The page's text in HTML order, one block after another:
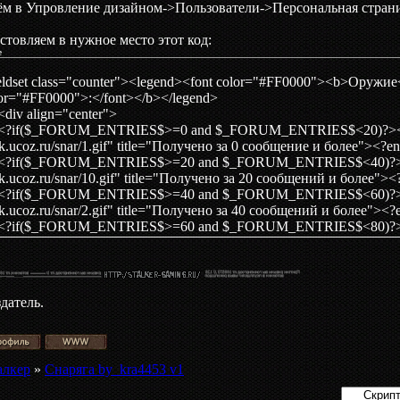
в Упровление дизайном->Пользователи->Персональная
в нужное место этот код:
class="counter"><legend><font
font></b></legend>
align="center">
and
snar/1.gif" title="Получено за 0 сообщение и
and
snar/10.gif" title="Получено за 20 сообщений и
and
snar/2.gif" title="Получено за 40 сообщений и
and
snar/3.gif" title="Получено за 60 сообщений и
snar/4.gif" title="Получено за 80 сообщений и
snar/5.gif" title="Получено за 100 сообщений и
snar/6.png" title="Получено за 120 сообщений и
and
snar/7.gif" title="Получено за 140 сообщений и
and
» Снаряга by_kra4453 v1